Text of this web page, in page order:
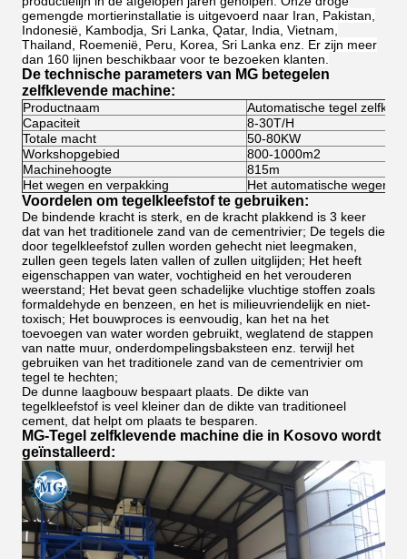
gemengde mortierinstallatie is uitgevoerd naar Iran, Pakistan,
Indonesië, Kambodja, Sri Lanka, Qatar, India, Vietnam,
Thailand, Roemenië, Peru, Korea, Sri Lanka enz. Er zijn meer
dan 160 lijnen beschikbaar voor te bezoeken klanten.
De technische parameters van MG betegelen
zelfklevende machine:
Productnaam
Automatische tegel
Capaciteit
8-30T/H
Totale macht
50-80KW
Workshopgebied
800-1000m2
Machinehoogte
815m
Het wegen en verpakking
Het automatische wegen
Voordelen om tegelkleefstof te gebruiken:
De bindende kracht is sterk, en de kracht plakkend is 3 keer
dat van het traditionele zand van de cementrivier; De tegels die
door tegelkleefstof zullen worden gehecht niet leegmaken,
zullen geen tegels laten vallen of zullen uitglijden; Het heeft
eigenschappen van water, vochtigheid en het verouderen
weerstand; Het bevat geen schadelijke vluchtige stoffen zoals
formaldehyde en benzeen, en het is milieuvriendelijk en niet-
toxisch; Het bouwproces is eenvoudig, kan het na het
toevoegen van water worden gebruikt, weglatend de stappen
van natte muur, onderdompelingsbaksteen enz. terwijl het
gebruiken van het traditionele zand van de cementrivier om
tegel te hechten;
De dunne laagbouw bespaart plaats. De dikte van
tegelkleefstof is veel kleiner dan de dikte van traditioneel
cement, dat helpt om plaats te besparen.
MG-Tegel zelfklevende machine die in Kosovo wordt
geïnstalleerd: